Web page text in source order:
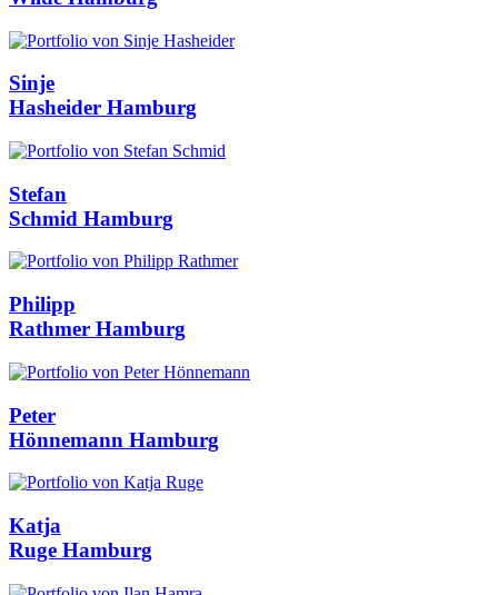
Sinje
Hasheider Hamburg
Stefan
Schmid Hamburg
Philipp
Rathmer Hamburg
Peter
Hönnemann Hamburg
Katja
Ruge Hamburg